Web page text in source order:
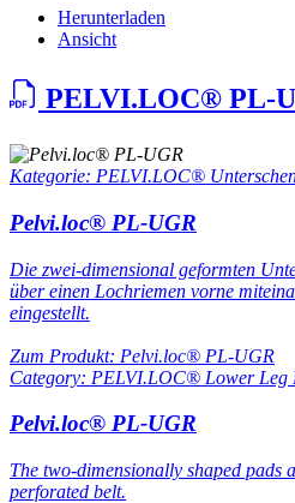
Herunterladen
Ansicht
PELVI.LOC® PL-
Kategorie: PELVI.LOC®
Pelvi.loc® PL-UGR
Die zwei-dimensional geformten
über einen Lochriemen vorne
eingestellt.
Zum Produkt: Pelvi.loc® PL-UGR
Category: PELVI.LOC® Lower Leg
Pelvi.loc® PL-UGR
The two-dimensionally shaped pads
perforated belt.